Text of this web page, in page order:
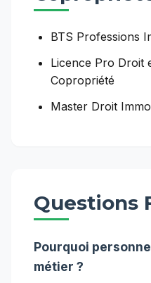
BTS Professions
Licence Pro Droit
Copropriété
Master Droit
Questions
Pourquoi
métier ?